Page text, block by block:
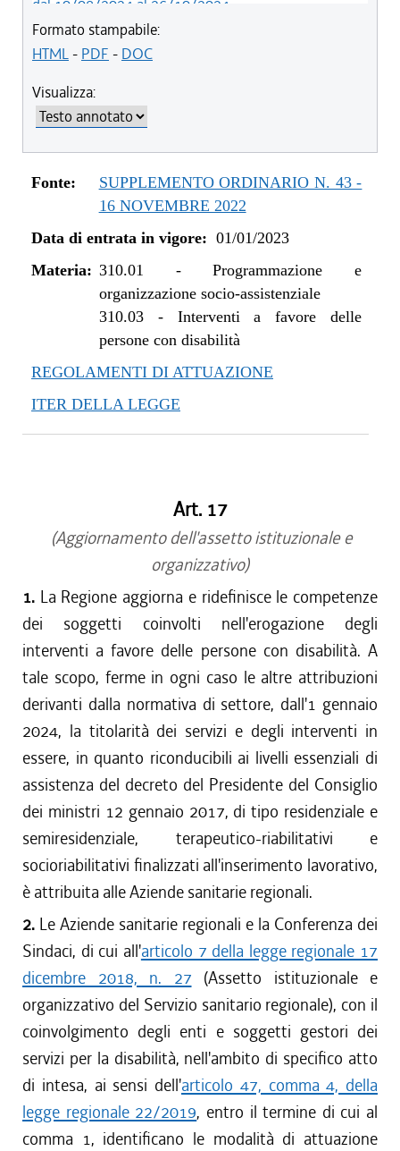
dal 10/08/2024 al 26/10/2024
dal 01/01/2024 al 09/08/2024
dal 07/03/2023 al 31/12/2023
Formato stampabile:
HTML- PDF - DOC
Visualizza:
Fonte:
SUPPLEMENTO ORDINARIO N. 43 -
16 NOVEMBRE 2022
Data di entrata in vigore: 01/01/2023
Materia: 310.01 -Programmazione e
organizzazione socio-assistenziale
310.03- Interventi a favore delle
persone con disabilità
REGOLAMENTI DI ATTUAZIONE
ITER DELLA LEGGE
Art. 17
(Aggiornamento dell'assetto istituzionale e
organizzativo)
1. La Regione aggiorna e ridefinisce le competenze
dei soggetti coinvolti nell'erogazione degli
interventi a favore delle persone con disabilità. A
tale scopo, ferme in ogni caso le altre attribuzioni
derivanti dalla normativa di settore, dall'1 gennaio
2024, la titolarità dei servizi e degli interventi in
essere, in quanto riconducibili ai livelli essenziali di
assistenza del decreto del Presidente del Consiglio
dei ministri 12 gennaio 2017, di tipo residenziale e
semiresidenziale, terapeutico-riabilitativi e
socioriabilitativi finalizzati all'inserimento lavorativo,
è attribuita alle Aziende sanitarie regionali.
2. Le Aziende sanitarie regionali e la Conferenza dei
Sindaci, di cui all'articolo 7 della legge regionale 17
dicembre 2018, n. 27 (Assetto istituzionale e
organizzativo del Servizio sanitario regionale), con il
coinvolgimento degli enti e soggetti gestori dei
servizi per la disabilità, nell'ambito di specifico atto
di intesa, ai sensi dell'articolo 47, comma 4, della
legge regionale 22/2019, entro il termine di cui al
comma 1, identificano le modalità di attuazione